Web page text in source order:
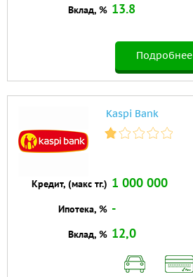
Подробнее
Вклад, % 13.8
Kaspi Bank
Кредит, (макс тг.) 1 000 000
Ипотека, % -
Вклад, % 12,0